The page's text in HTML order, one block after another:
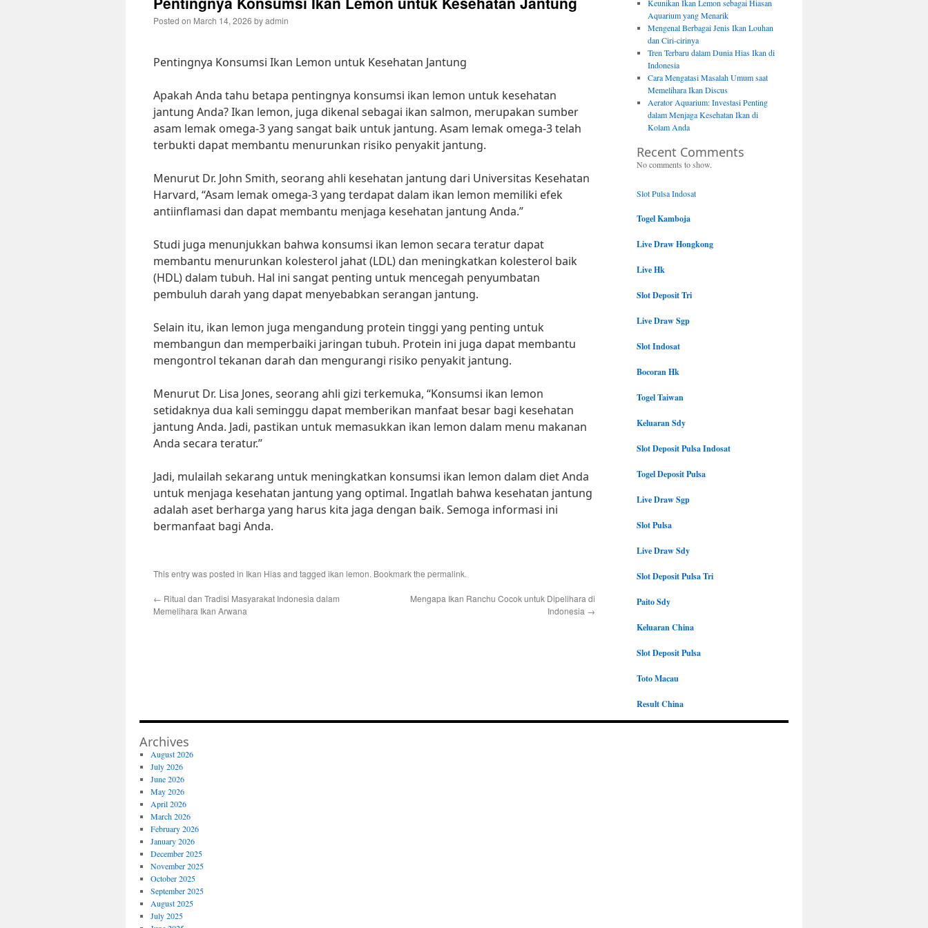
Posted on March 14, 2026 byadmin
Pentingnya Konsumsi Ikan Lemon untuk Kesehatan Jantung
Apakah Anda tahu betapa pentingnya konsumsi ikan lemon untuk kesehatan
jantung Anda? Ikan lemon, juga dikenal sebagai ikan salmon, merupakan sumber
asam lemak omega-3 yang sangat baik untuk jantung. Asam lemak omega-3 telah
terbukti dapat membantu menurunkan risiko penyakit jantung.
Menurut Dr. John Smith, seorang ahli kesehatan jantung dari Universitas Kesehatan
Harvard, “Asam lemak omega-3 yang terdapat dalam ikan lemon memiliki efek
antiinflamasi dan dapat membantu menjaga kesehatan jantung Anda.”
Studi juga menunjukkan bahwa konsumsi ikan lemon secara teratur dapat
membantu menurunkan kolesterol jahat (LDL) dan meningkatkan kolesterol baik
(HDL) dalam tubuh. Hal ini sangat penting untuk mencegah penyumbatan
pembuluh darah yang dapat menyebabkan serangan jantung.
Selain itu, ikan lemon juga mengandung protein tinggi yang penting untuk
membangun dan memperbaiki jaringan tubuh. Protein ini juga dapat membantu
mengontrol tekanan darah dan mengurangi risiko penyakit jantung.
Menurut Dr. Lisa Jones, seorang ahli gizi terkemuka, “Konsumsi ikan lemon
setidaknya dua kali seminggu dapat memberikan manfaat besar bagi kesehatan
jantung Anda. Jadi, pastikan untuk memasukkan ikan lemon dalam menu makanan
Anda secara teratur.”
Jadi, mulailah sekarang untuk meningkatkan konsumsi ikan lemon dalam diet Anda
untuk menjaga kesehatan jantung yang optimal. Ingatlah bahwa kesehatan jantung
adalah aset berharga yang harus kita jaga dengan baik. Semoga informasi ini
bermanfaat bagi Anda.
This entry was posted in Ikan Hiasand tagged ikan lemon. Bookmark the permalink.
← Ritual dan Tradisi Masyarakat Indonesia dalam
Memelihara Ikan Arwana
Mengapa Ikan Ranchu Cocok untuk Dipelihara di
Indonesia →
Keunikan Ikan Lemon sebagai Hiasan
Aquarium yang Menarik
Mengenal Berbagai Jenis Ikan Louhan
dan Ciri-cirinya
Tren Terbaru dalam Dunia Hias Ikan di
Indonesia
Cara Mengatasi Masalah Umum saat
Memelihara Ikan Discus
Aerator Aquarium: Investasi Penting
dalam Menjaga Kesehatan Ikan di
Kolam Anda
Recent Comments
No comments to show.
Slot Pulsa Indosat
Togel Kamboja
Live Draw Hongkong
Live Hk
Slot Deposit Tri
Live Draw Sgp
Slot Indosat
Bocoran Hk
Togel Taiwan
Keluaran Sdy
Slot Deposit Pulsa Indosat
Togel Deposit Pulsa
Live Draw Sgp
Slot Pulsa
Live Draw Sdy
Slot Deposit Pulsa Tri
Paito Sdy
Keluaran China
Slot Deposit Pulsa
Toto Macau
Result China
Archives
August 2026
July 2026
June 2026
May 2026
April 2026
March 2026
February 2026
January 2026
December 2025
November 2025
October 2025
September 2025
August 2025
July 2025